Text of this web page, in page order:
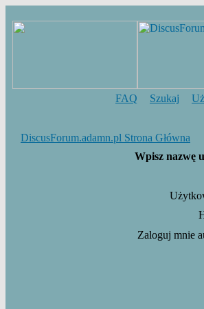
FAQ Szukaj
DiscusForum.adamn.pl Strona Główna
Wpisz nazwę
Zaloguj mnie